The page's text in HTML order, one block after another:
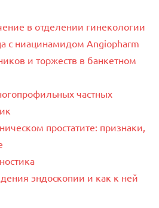
в отделении гинекологии
с ниацинамидом Angiopharm
и торжеств в банкетном
частных
простатите: признаки,
эндоскопии и как к ней